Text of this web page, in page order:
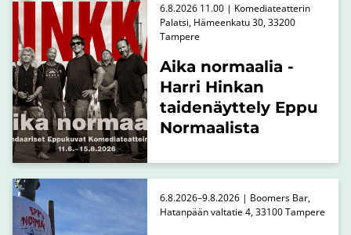
Aika normaalia -
Harri Hinkan
taidenäyttely Eppu
Normaalista
6.8.2026 11.00 | Komediateatterin
Palatsi, Hämeenkatu 30, 33200
Tampere
6.8.2026–9.8.2026 | Boomers Bar,
Hatanpään valtatie 4, 33100 Tampere